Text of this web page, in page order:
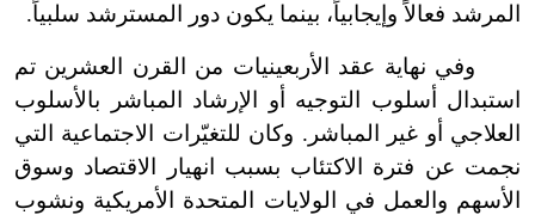
المرشد فعالاً وإيجابياً، بينما يكون دور المسترشد سلبياً.
وفي نهاية عقد الأربعينيات من القرن العشرين تم
استبدال أسلوب التوجيه أو الإرشاد المباشر بالأسلوب
العلاجي أو غير المباشر. وكان للتغيّرات الاجتماعية التي
نجمت عن فترة الاكتئاب بسبب انهيار الاقتصاد وسوق
الأسهم والعمل في الولايات المتحدة الأمريكية ونشوب